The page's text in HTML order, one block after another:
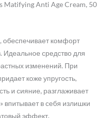
Matifying Anti Age Cream, 50
комфорт
Идеальное средство для
изменений. При
коже упругость,
и сияние, разглаживает
в себя излишки
эффект.